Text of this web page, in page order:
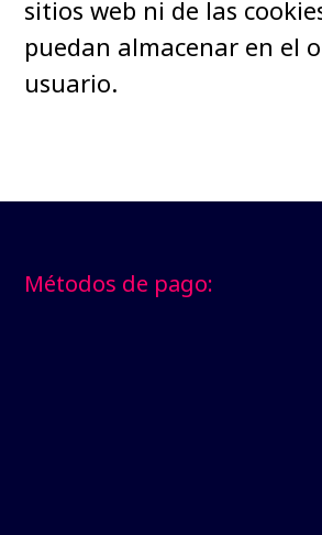
sitios web ni de las
puedan almacenar en el
usuario.
Métodos de pago: